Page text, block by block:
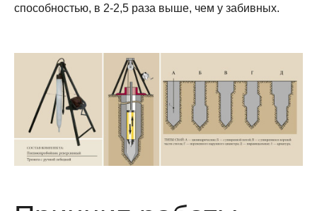
способностью, в 2-2,5 раза выше, чем у забивных.